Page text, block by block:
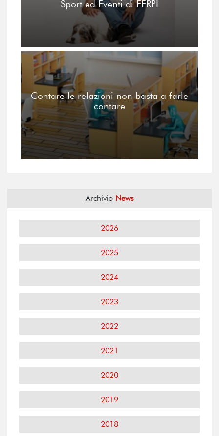
Sport ed Eventi di FERPI
Contare le relazioni non basta a farle
contare
Archivio News
2026
2025
2024
2023
2022
2021
2020
2019
2018